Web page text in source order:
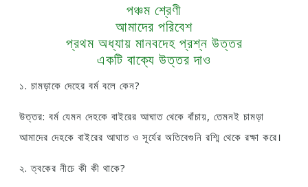
পঞ্চম শ্রেণী
আমাদের পরিবেশ
প্রথম অধ্যায় মানবদেহ প্রশ্ন উত্তর
একটি বাক্যে উত্তর দাও
১. চামড়াকে দেহের বর্ম বলে কেন?
উত্তর: বর্ম যেমন দেহকে বাইরের আঘাত থেকে বাঁচায়, তেমনই চামড়া
আমাদের দেহকে বাইরের আঘাত ও সূর্যের অতিবেগুনি রশ্মি থেকে রক্ষা করে।
২. ত্বকের নীচে কী কী থাকে?